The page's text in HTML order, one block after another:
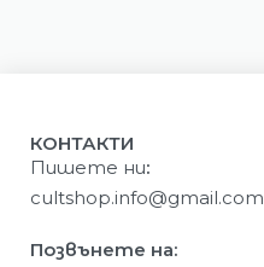
КОНТАКТИ
Пишете ни:
cultshop.info@gmail.com
Позвънете на: